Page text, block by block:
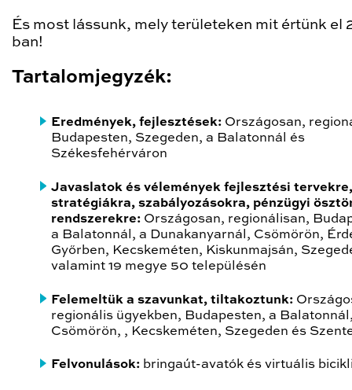
És most lássunk, mely területeken mit értünk el
ban!
Tartalomjegyzék:
Eredmények, fejlesztések: Országosan,
Budapesten, Szegeden, a Balatonnál és
Székesfehérváron
Javaslatok és vélemények fejlesztési tervekre,
stratégiákra, szabályozásokra, pénzügyi
rendszerekre: Országosan, regionálisan,
a Balatonnál, a Dunakanyarnál, Csömörön,
Győrben, Kecskeméten, Kiskunmajsán,
valamint 19 megye 50 településén
Felemeltük a szavunkat, tiltakoztunk:
regionális ügyekben, Budapesten, a
Csömörön, , Kecskeméten, Szegeden és
Felvonulások: bringaút-avatók és virtuális